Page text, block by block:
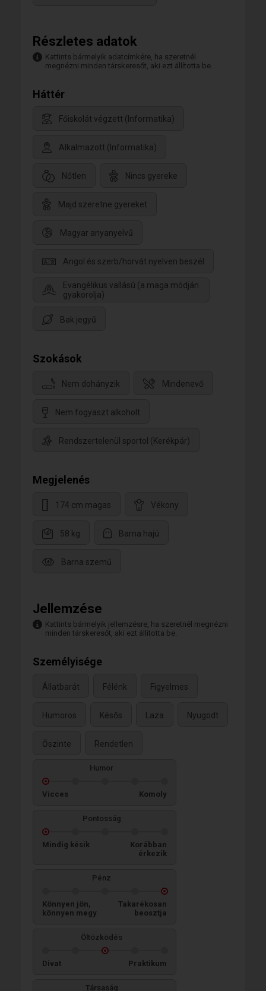
Részletes adatok
Kattints bármelyik adatcímkére, ha szeretnél
megnézni minden társkeresőt, aki ezt állította be.
Háttér
Főiskolát végzett (Informatika)
Alkalmazott (Informatika)
Nőtlen Nincs gyereke
Majd szeretne gyereket
Magyar anyanyelvű
Angol és szerb/horvát nyelven beszél
Evangélikus vallású (a maga módján
gyakorolja)
Bak jegyű
Szokások
Nem dohányzik Mindenevő
Nem fogyaszt alkoholt
Rendszertelenül sportol (Kerékpár)
Megjelenés
174 cm magas Vékony
58 kg Barna hajú
Barna szemű
Jellemzése
Kattints bármelyik jellemzésre, ha szeretnél megnézni
minden társkeresőt, aki ezt állította be.
Személyisége
Állatbarát Félénk Figyelmes
Humoros Késős Laza Nyugodt
Őszinte Rendetlen
Humor
Vicces Komoly
Pontosság
Mindig késik
Korábban
érkezik
Pénz
Könnyen jön,
könnyen megy
Takarékosan
beosztja
Öltözködés
Divat Praktikum
Társaság